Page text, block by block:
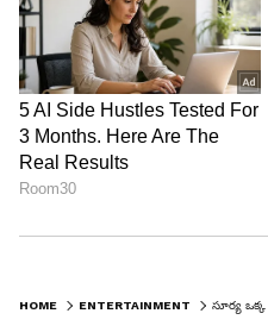
HOME ENTERTAINMENT